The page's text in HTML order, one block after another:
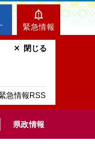
緊急情報
急情報RSS
閉じる
県政情報